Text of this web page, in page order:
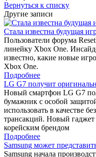
Вернуться к списку
Другие записи
Стала известна будущая
Пользователи форума
линейку Xbox One.
известно, какие новые
Xbox One.
Подробнее
LG G7 получит
Новый смартфон LG G7
бумажник с особой
использовать в качестве
трансакций. Новый
корейским брендом
Подробнее
Samsung может
Samsung начала